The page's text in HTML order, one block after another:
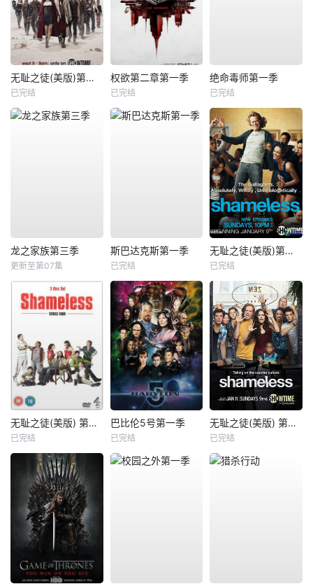
无耻之徒(美版)第九季
已完结
权欲第二章第一季
已完结
绝命毒师第一季
已完结
龙之家族第三季
更新至第07集
斯巴达克斯第一季
已完结
无耻之徒(美版)第一季
已完结
无耻之徒(美版) 第四季
已完结
巴比伦5号第一季
已完结
无耻之徒(美版) 第五季
已完结